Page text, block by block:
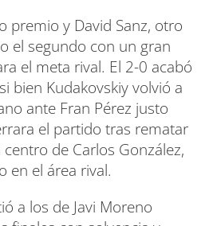
premio y David Sanz, otro
el segundo con un gran
el meta rival. El 2-0 acabó
bien Kudakovskiy volvió a
ante Fran Pérez justo
el partido tras rematar
de Carlos González,
en el área rival.
a los de Javi Moreno